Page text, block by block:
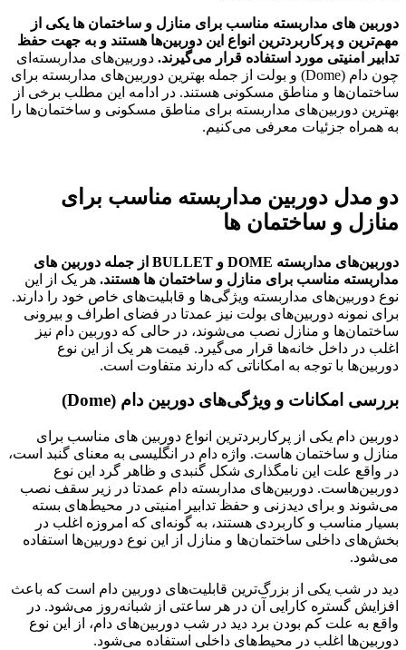
دوربین های مداربسته مناسب برای منازل و ساختمان ها یکی از
مهم‌ترین و پرکاربردترین انواع این دوربین‌ها هستند و به جهت حفظ
تدابیر امنیتی مورد استفاده قرار می‌گیرند. دوربین‌های مداربسته‌ای
چون دام (Dome) و بولت از جمله بهترین دوربین‌های مداربسته برای
ساختمان‌ها و مناطق مسکونی هستند. در ادامه این مطلب برخی از
بهترین دوربین‌های مداربسته برای مناطق مسکونی و ساختمان‌ها را
به همراه جزئیات معرفی می‌کنیم.
دو مدل دوربین مداربسته مناسب برای
منازل و ساختمان ها
دوربین‌های مداربسته DOME و BULLET از جمله دوربین های
مداربسته مناسب برای منازل و ساختمان ها هستند. هر یک از این
نوع دوربین‌های مداربسته ویژگی‌ها و قابلیت‌های خاص خود را دارند.
برای نمونه دوربین‌های بولت نیز عمدتا در فضای اطراف و بیرونی
ساختمان‌ها و منازل نصب می‌شوند، در حالی که دوربین دام نیز
اغلب در داخل خانه‌ها قرار می‌گیرد. قیمت هر یک از این نوع
دوربین‌ها با توجه به امکاناتی که دارند متفاوت است.
بررسی امکانات و ویژگی‌های دوربین دام (Dome)
دوربین دام یکی از پرکاربردترین انواع دوربین های مناسب برای
منازل و ساختمان‌ هاست. واژه دام در انگلیسی به معنای گنبد است،
در واقع علت این نامگذاری شکل گنبدی و ظاهر گرد این نوع
دوربین‌هاست. دوربین‌های مداربسته دام عمدتا در زیر سقف نصب
می‌شوند و برای دیدزنی و حفظ تدابیر امنیتی در محیط‌های بسته
بسیار مناسب و کاربردی هستند، به گونه‌ای که امروزه اغلب در
بخش‌های داخلی ساختمان‌ها و منازل از این نوع دوربین‌ها استفاده
می‌شود.
دید در شب یکی از بزرگ‌ترین قابلیت‌های دوربین دام است که باعث
افزایش گستره کارایی آن در هر ساعتی از شبانه‌روز می‌شود. در
واقع به علت کم بودن برد دید در شب دوربین‌های دام، از این نوع
دوربین‌ها اغلب در محیط‌های داخلی استفاده می‌شود.